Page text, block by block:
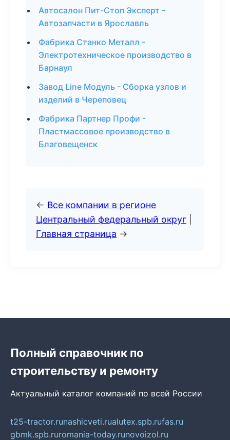
Автосалон Пит-Стоп Эксперт -
Автозапчасти в Ярославль
Фабрика Станко Металл -
Электротехническое производство в
Барнаул
Завод Line Модуль - Сборка узлов и
изделий в Череповец
Фабрика Партнер Профи -
Пластмассовое производство в
Благовещенск
← Все компании в регионе
Центральный федеральный округ
Главная страница →
Полный справочник по
строительству и ремонту
Актуальный каталог компаний по всей России
t25-tractor.runashicveti.rualutex.spb.rufas.ru
gbmk.spb.ruromania-today.runovoizol.ru